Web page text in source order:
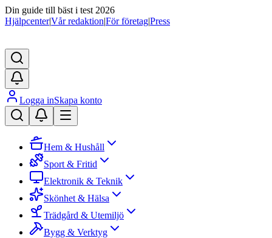
Din guide till bäst i test 2026
Hjälpcenter|Vår redaktion|För företag|Press
Logga inSkapa konto
Hem & Hushåll
Sport & Fritid
Elektronik & Teknik
Skönhet & Hälsa
Trädgård & Utemiljö
Bygg & Verktyg